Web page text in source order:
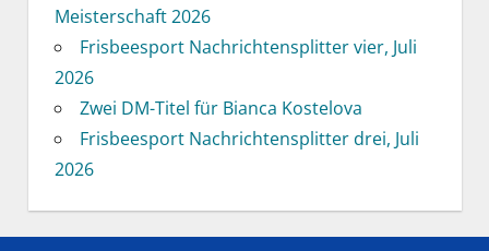
Meisterschaft 2026
Frisbeesport Nachrichtensplitter vier, Juli
2026
Zwei DM-Titel für Bianca Kostelova
Frisbeesport Nachrichtensplitter drei, Juli
2026